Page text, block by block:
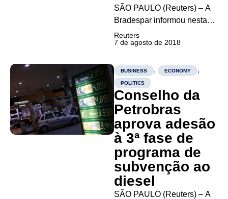
SÃO PAULO (Reuters) – A
Bradespar informou nesta
terça-feira que o Superior
Tribunal de Justiça (STJ)
cautelar para suspender um
ordem judicial para que a
holding e a Litel depositem
cerca de 4,5 bilhões de reais
Reuters
7 de agosto de 2018
BUSINESS , ECONOMY ,
POLITICS
Conselho da
Petrobras
aprova adesão
à 3ª fase de
programa de
subvenção ao
diesel
SÃO PAULO (Reuters) – A